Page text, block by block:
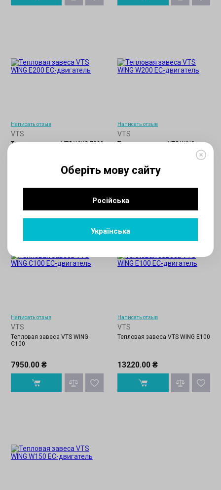
Оберіть мову сайту
Російська
Українська
Написать отзыв
VTS
Тепловая завеса VTS WING Е200
Написать отзыв
VTS
Тепловая завеса VTS WING
20090.00 ₴
Написать отзыв
VTS
Тепловая завеса VTS WING
C100
7950.00 ₴
Написать отзыв
VTS
Тепловая завеса VTS WING Е100
13220.00 ₴